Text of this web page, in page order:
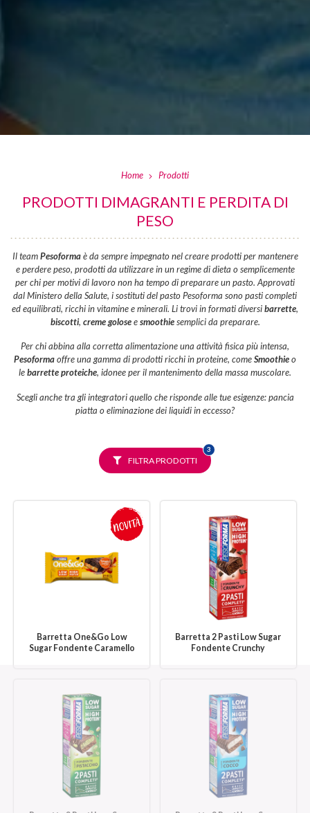
Home Prodotti
PRODOTTI DIMAGRANTI E PERDITA DI
PESO
Il teamPesoformaè da sempre impegnato nel creare prodotti per mantenere
e perdere peso, prodotti da utilizzare in un regime di dieta o semplicemente
per chi per motivi di lavoro non ha tempo di preparare un pasto. Approvati
dal Ministero della Salute, i sostituti del pasto Pesoforma sono pasti completi
ed equilibrati, ricchi in vitamine e minerali. Li trovi in formati diversibarrette,
biscotti, creme goloseesmoothiesemplici da preparare.
Per chi abbina alla corretta alimentazione una attività fisica più intensa,
Pesoformaoffre una gamma di prodotti ricchi in proteine, comeSmoothieo
lebarrette proteiche, idonee per il mantenimento della massa muscolare.
Scegli anche tra gli integratori quello che risponde alle tue esigenze: pancia
piatta o eliminazione dei liquidi in eccesso?
FILTRA PRODOTTI
3FILTRI
SELEZIONATI
Barretta One&Go Low
Sugar Fondente Caramello
Barretta 2 Pasti Low Sugar
Fondente Crunchy